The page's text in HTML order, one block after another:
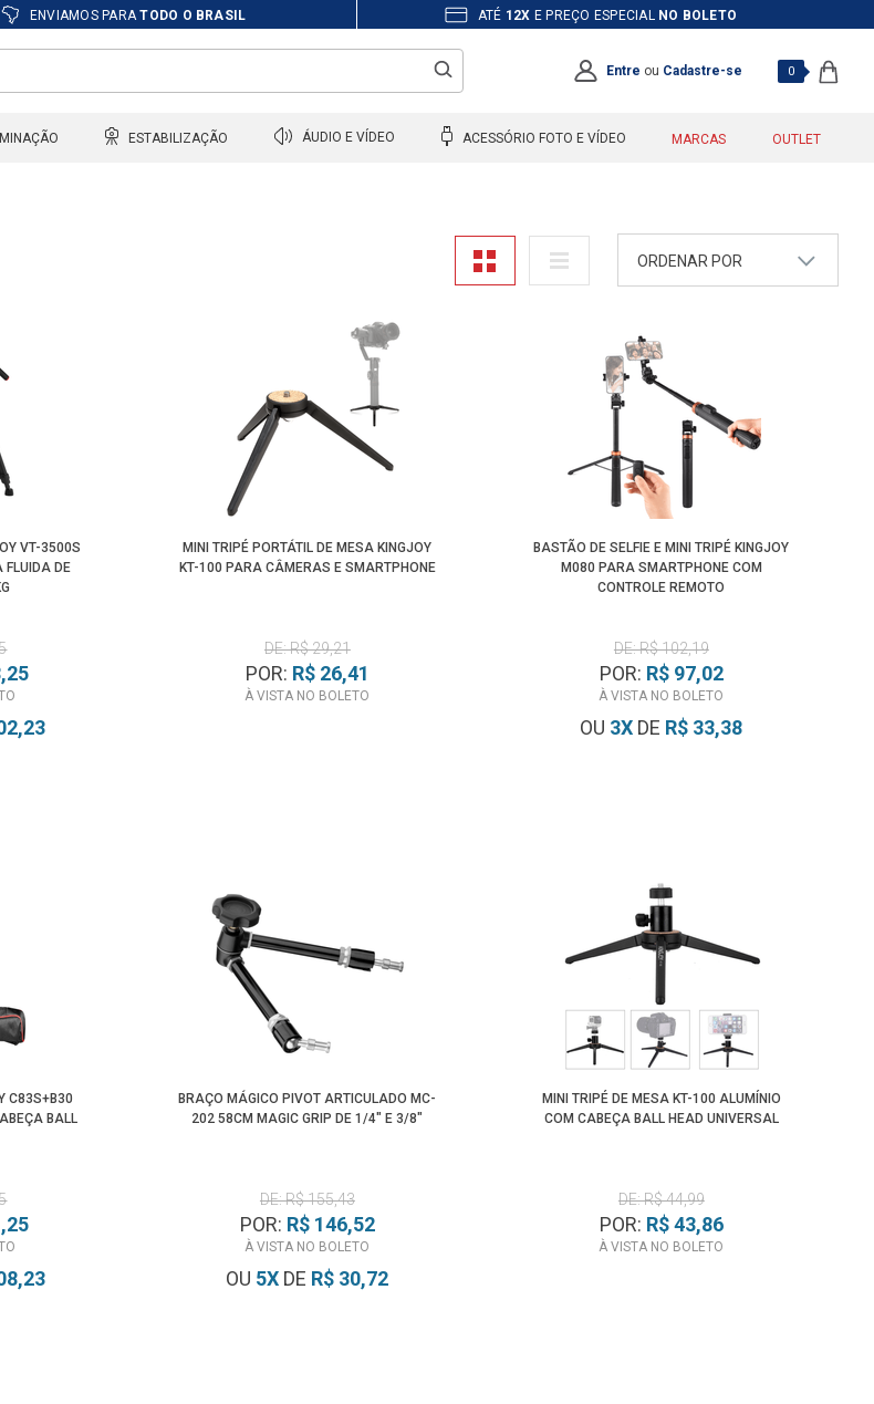
ENVIAMOS PARATODO O BRASIL ATÉ 12X E PREÇO ESPECIAL NO BOLETO
Entre ou Cadastre-se 0
ESTABILIZAÇÃO ÁUDIO E VÍDEO ACESSÓRIO FOTO E VÍDEO MARCAS OUTLET
ORDENAR POR
Maior Preço
Menor Preço
VT-3500S
FLUIDA DE
MINI TRIPÉ PORTÁTIL DE MESA KINGJOY
KT-100 PARA CÂMERAS E SMARTPHONE
DE: R$ 29,21
POR: R$ 26,41
À VISTA NO BOLETO
BASTÃO DE SELFIE E MINI TRIPÉ KINGJOY
M080 PARA SMARTPHONE COM
CONTROLE REMOTO
DE: R$ 102,19
POR: R$ 97,02
À VISTA NO BOLETO
OU 3X DE R$ 33,38
C83S+B30
BALL
BRAÇO MÁGICO PIVOT ARTICULADO MC-
202 58CM MAGIC GRIP DE 1/4" E 3/8"
DE: R$ 155,43
POR: R$ 146,52
À VISTA NO BOLETO
OU 5X DE R$ 30,72
MINI TRIPÉ DE MESA KT-100 ALUMÍNIO
COM CABEÇA BALL HEAD UNIVERSAL
DE: R$ 44,99
POR: R$ 43,86
À VISTA NO BOLETO